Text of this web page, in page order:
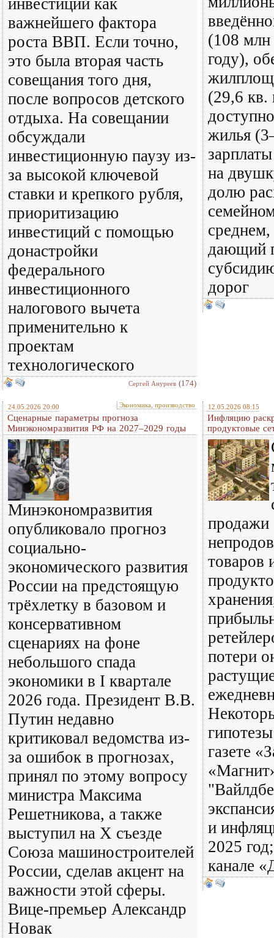
инвестиций как
важнейшего фактора
роста ВВП. Если точно,
это была вторая часть
совещания того дня,
после вопросов детского
отдыха. На совещании
обсуждали
инвестиционную паузу из-
за высокой ключевой
ставки и крепкого рубля,
приоритизацию
инвестиций с помощью
донастройки
федерального
инвестиционного
налогового вычета
применительно к
проектам
технологического
Сергей Ануреев (174)
(108
году),
(29,6 кв.
жилья
на
долю
дающий
дорог
24.05.2026 20:00 Экономика, производство
Сценарные параметры прогноза
Минэкономразвития РФ на 2027–2029 годы
Минэкономразвития
опубликовало прогноз
социально-
экономического развития
России на предстоящую
трёхлетку в базовом и
консервативном
сценариях на фоне
небольшого спада
экономики в I квартале
2026 года. Президент В.В.
Путин недавно
критиковал ведомства из-
за ошибок в прогнозах,
принял по этому вопросу
министра Максима
Решетникова, а также
выступил на X съезде
Союза машиностроителей
России, сделав акцент на
важности этой сферы.
Вице-премьер Александр
Новак
12.05.2026 08:15
Инфляцию
продуктовые
продажи
товаров
потери
газете
и
2025
канале